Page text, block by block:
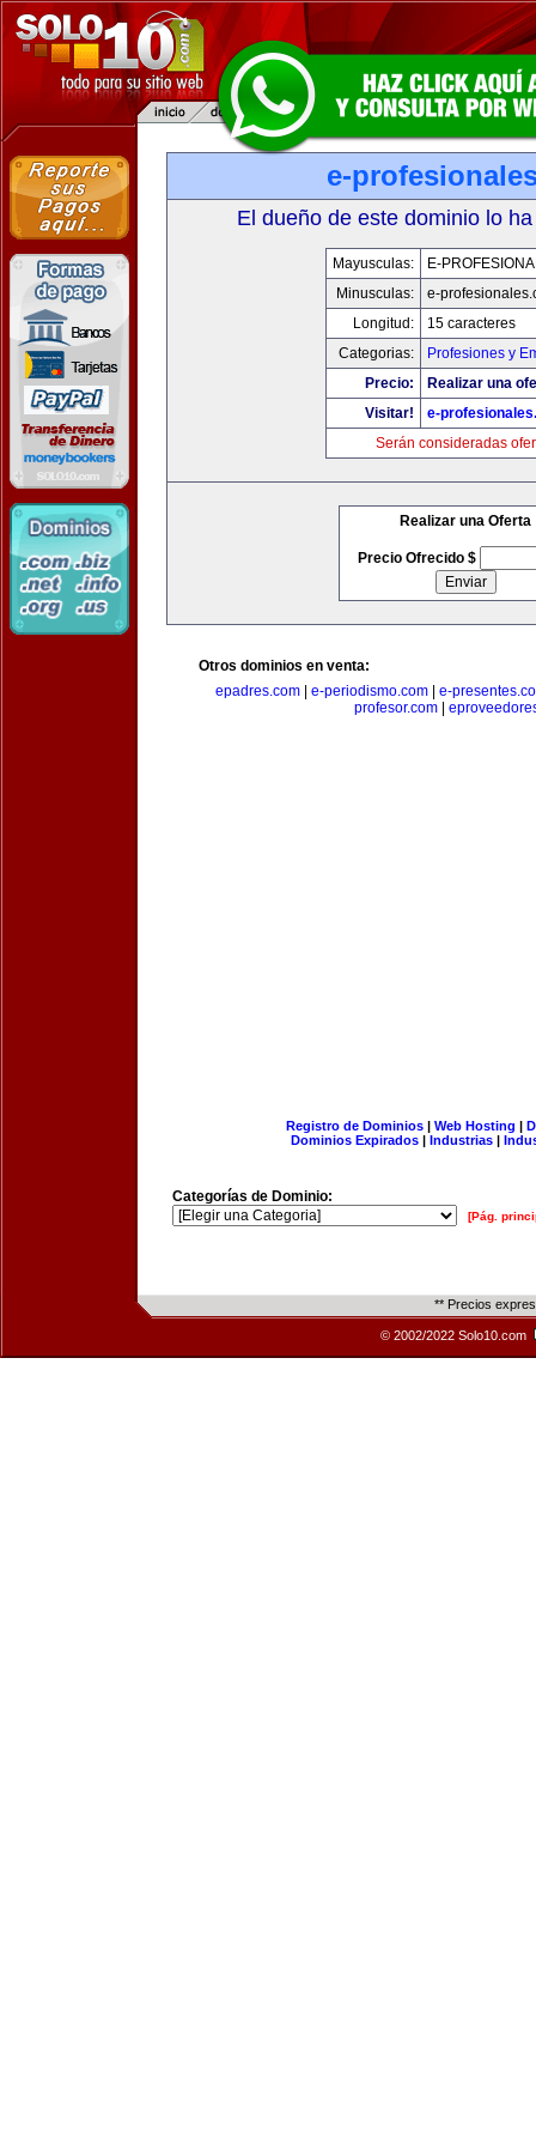
e-
El dueño de este dominio lo
Mayusculas:
E-
Minusculas:
e-
Longitud:
15 caracteres
Categorias:
Profesiones y
Precio:
Realizar una
Visitar!
e-
Serán consideradas
Realizar una Oferta
Precio Ofrecido $
Otros dominios en venta:
epadres.com
e-periodismo.com
e-
profesor.com|
Registro de Dominios| Web Hosting |
Dominios Expirados | Industrias |
Categorías de Dominio:
[Pág.
** Precios
© 2002/2022 Solo10.com